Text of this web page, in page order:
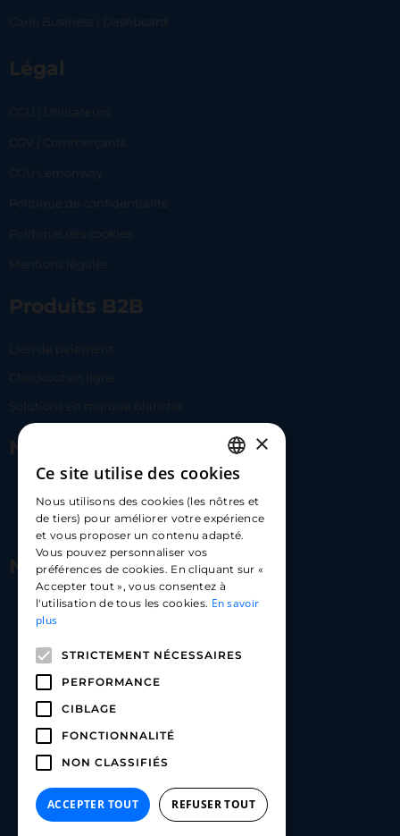
Carlo Business | Dashboard
Légal
CGU | Utilisateurs
CGV | Commerçants
CGU Lemonway
Politique de confidentialité
Politique des cookies
Mentions légales
Produits B2B
Lien de paiement
Checkout en ligne
Solutions en marque blanche
Nous contacter
hello@carloapp.com
Nous suivre
Carlo App | Instagram
Carlo App | Linkedin
FRENCH
ENGLISH
SPANISH
×
Ce site utilise des cookies
Nous utilisons des cookies (les nôtres et
de tiers) pour améliorer votre expérience
et vous proposer un contenu adapté.
Vous pouvez personnaliser vos
préférences de cookies. En cliquant sur «
Accepter tout », vous consentez à
l'utilisation de tous les cookies. En savoir
plus
STRICTEMENT NÉCESSAIRES
PERFORMANCE
CIBLAGE
FONCTIONNALITÉ
NON CLASSIFIÉS
ACCEPTER TOUT REFUSER TOUT